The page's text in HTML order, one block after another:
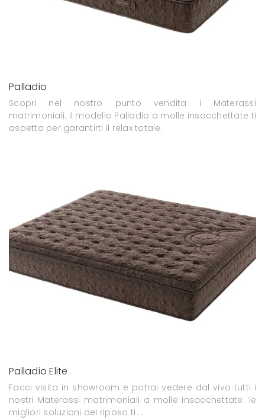
Palladio
Scopri nel nostro punto vendita i Materassi
matrimoniali: il modello Palladio a molle insacchettate ti
aspetta per garantirti il relax totale.
Palladio Elite
Facci visita in showroom e potrai vedere dal vivo tutti i
nostri Materassi matrimoniali a molle insacchettate: le
migliori soluzioni del riposo ti ...